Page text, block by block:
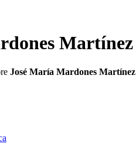
Martínez
José María Mardones Martínez